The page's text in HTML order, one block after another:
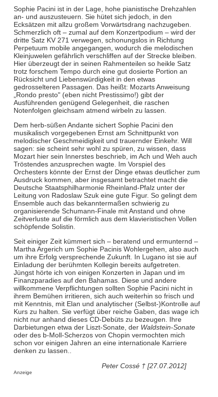
Sophie Pacini ist in der Lage, hohe pianistische Drehzahlen
an- und auszusteuern. Sie hütet sich jedoch, in den
Ecksätzen mit allzu großem Vorwärtsdrang nachzugeben.
Schmerzlich oft – zumal auf dem Konzertpodium – wird der
dritte Satz KV 271 verwegen, schonungslos in Richtung
Perpetuum mobile angegangen, wodurch die melodischen
Kleinjuwelen gefährlich verschliffen auf der Strecke bleiben.
Hier überzeugt der in seinen Rahmenteilen so heikle Satz
trotz forschem Tempo durch eine gut dosierte Portion an
Rücksicht und Liebenswürdigkeit in den etwas
gedrosselteren Passagen. Das heißt: Mozarts Anweisung
„Rondo presto" (eben nicht Prestissimo!) gibt der
Ausführenden genügend Gelegenheit, die raschen
Notenfolgen gleichsam atmend wirbeln zu lassen.
Dem herb-süßen Andante sichert Sophie Pacini den
musikalisch vorgegebenen Ernst am Schnittpunkt von
melodischer Geschmeidigkeit und trauernder Einkehr. Will
sagen: sie scheint sehr wohl zu spüren, zu wissen, dass
Mozart hier sein Innerstes beschrieb, im Ach und Weh auch
Tröstendes anzusprechen wagte. Im Vorspiel des
Orchesters könnte der Ernst der Dinge etwas deutlicher zum
Ausdruck kommen, aber insgesamt betrachtet macht die
Deutsche Staatsphilharmonie Rheinland-Pfalz unter der
Leitung von Radoslaw Szuk eine gute Figur. So gelingt dem
Ensemble auch das bekanntermaßen schwierig zu
organisierende Schumann-Finale mit Anstand und ohne
Zeitverluste auf die förmlich aus dem klavieristischen Vollen
schöpfende Solistin.
Seit einiger Zeit kümmert sich – beratend und ermunternd –
Martha Argerich um Sophie Pacinis Wohlergehen, also auch
um ihre Erfolg versprechende Zukunft. In Lugano ist sie auf
Einladung der berühmten Kollegin bereits aufgetreten.
Jüngst hörte ich von einigen Konzerten in Japan und im
Finanzparadies auf den Bahamas. Diese und andere
willkommene Verpflichtungen sollten Sophie Pacini nicht in
ihrem Bemühen irritieren, sich auch weiterhin so frisch und
mit Kenntnis, mit Elan und analytischer (Selbst-)Kontrolle auf
Kurs zu halten. Sie verfügt über reiche Gaben, das wage ich
nicht nur anhand dieses CD-Debüts zu bezeugen. Ihre
Darbietungen etwa der Liszt-Sonate, der Waldstein-Sonate
oder des b-Moll-Scherzos von Chopin vermochten mich
schon vor einigen Jahren an eine internationale Karriere
denken zu lassen..
Peter Cossé † [27.07.2012]
Anzeige